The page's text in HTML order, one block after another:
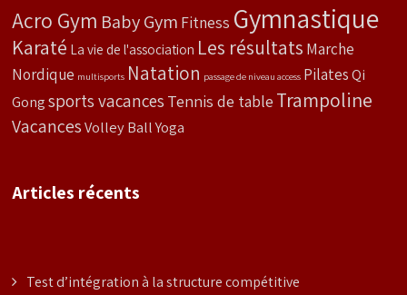
Acro Gym Baby Gym Fitness Gymnastique
Karaté La vie de l'association Les résultats Marche
Nordique multisports Natation passage de niveau access Pilates Qi
Gong sports vacances Tennis de table Trampoline
Vacances Volley Ball Yoga
Articles récents
Test d’intégration à la structure compétitive